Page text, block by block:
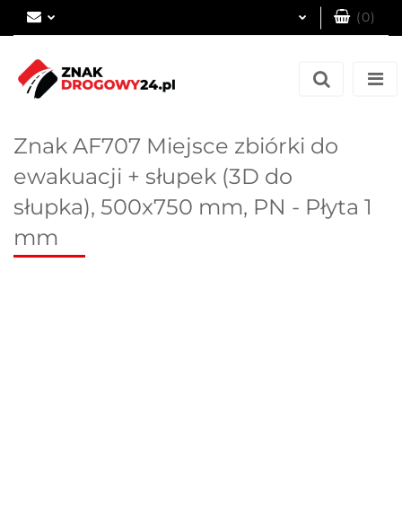
(0)
Znak AF707 Miejsce zbiórki do
ewakuacji + słupek (3D do
słupka), 500x750 mm, PN - Płyta 1
mm